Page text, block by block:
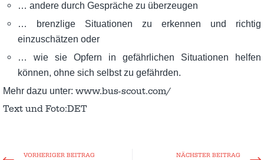
… andere durch Gespräche zu überzeugen
… brenzlige Situationen zu erkennen und richtig
einzuschätzen oder
… wie sie Opfern in gefährlichen Situationen helfen
können, ohne sich selbst zu gefährden.
Mehr dazu unter: www.bus-scout.com/
Text und Foto:DET
VORHERIGER BEITRAG NÄCHSTER BEITRAG